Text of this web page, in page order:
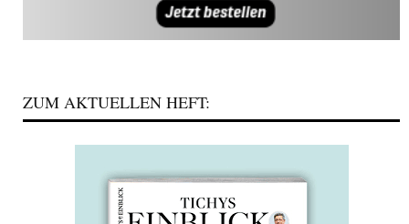
ZUM AKTUELLEN HEFT: